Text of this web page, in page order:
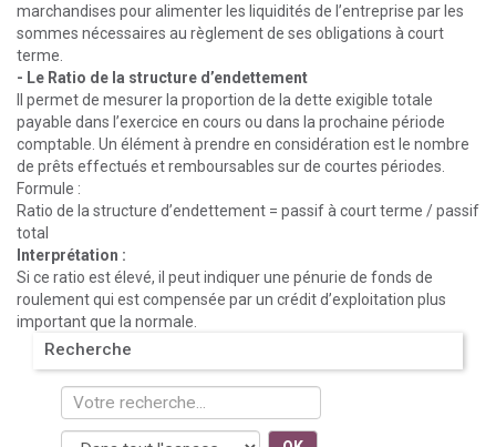
marchandises pour alimenter les liquidités de l’entreprise par les
sommes nécessaires au règlement de ses obligations à court
terme.
- Le Ratio de la structure d’endettement
Il permet de mesurer la proportion de la dette exigible totale
payable dans l’exercice en cours ou dans la prochaine période
comptable. Un élément à prendre en considération est le nombre
de prêts effectués et remboursables sur de courtes périodes.
Formule :
Ratio de la structure d’endettement = passif à court terme / passif
total
Interprétation :
Si ce ratio est élevé, il peut indiquer une pénurie de fonds de
roulement qui est compensée par un crédit d’exploitation plus
important que la normale.
Recherche